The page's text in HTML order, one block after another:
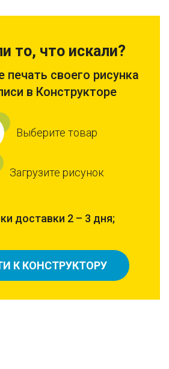
то, что искали?
печать своего рисунка
в Конструкторе
Выберите товар
Загрузите рисунок
доставки 2 – 3 дня;
К КОНСТРУКТОРУ